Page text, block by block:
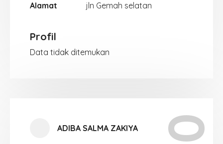
Alamat jln Gemah selatan
Profil
Data tidak ditemukan
ADIBA SALMA ZAKIYA